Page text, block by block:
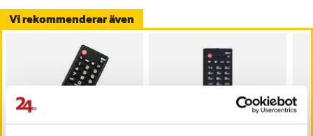
Vi rekommenderar även